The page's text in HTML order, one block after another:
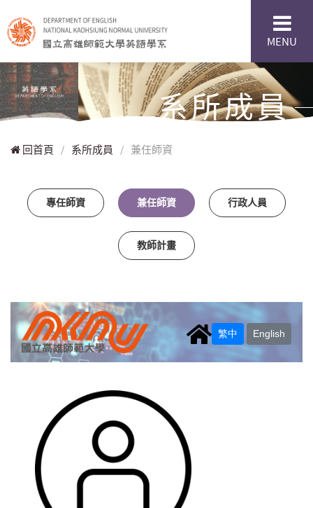
MENU
系所成員
回首頁 / 系所成員 / 兼任師資
專任師資 兼任師資 行政人員
教師計畫